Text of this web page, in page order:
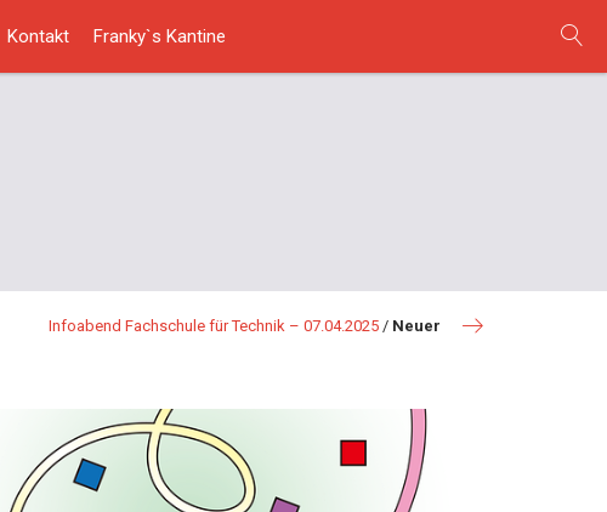
Kontakt Franky`s Kantine
Infoabend Fachschule für Technik – 07.04.2025 / Neuer